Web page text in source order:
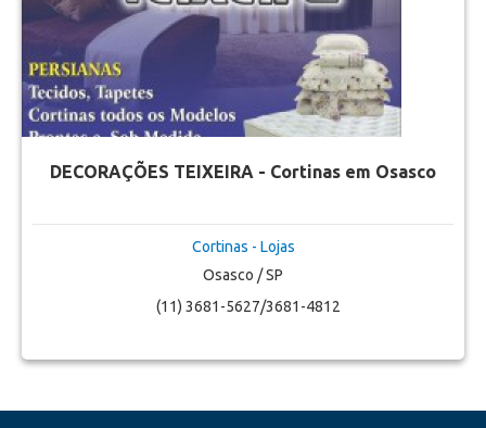
DECORAÇÕES TEIXEIRA - Cortinas em Osasco
Cortinas - Lojas
Osasco / SP
(11) 3681-5627/3681-4812